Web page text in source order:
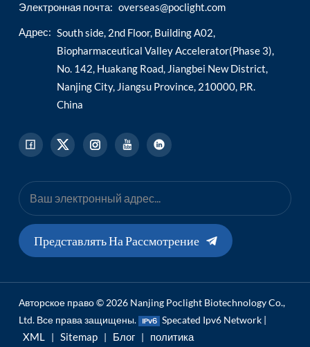
Электронная почта: overseas@poclight.com
Адрес: South side, 2nd Floor, Building A02,
Biopharmaceutical Valley Accelerator(Phase 3),
No. 142, Huakang Road, Jiangbei New District,
Nanjing City, Jiangsu Province, 210000, P.R.
China
Представлять На Рассмотрение
Авторское право © 2026 Nanjing Poclight Biotechnology Co.,
Ltd. Все права защищены.
Specated Ipv6 Network |
XML | Sitemap | Блог | политика